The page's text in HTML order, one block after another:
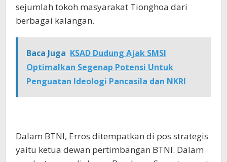
sejumlah tokoh masyarakat Tionghoa dari
berbagai kalangan.
Baca Juga KSAD Dudung Ajak SMSI
Optimalkan Segenap Potensi Untuk
Penguatan Ideologi Pancasila dan NKRI
Dalam BTNI, Erros ditempatkan di pos strategis
yaitu ketua dewan pertimbangan BTNI. Dalam